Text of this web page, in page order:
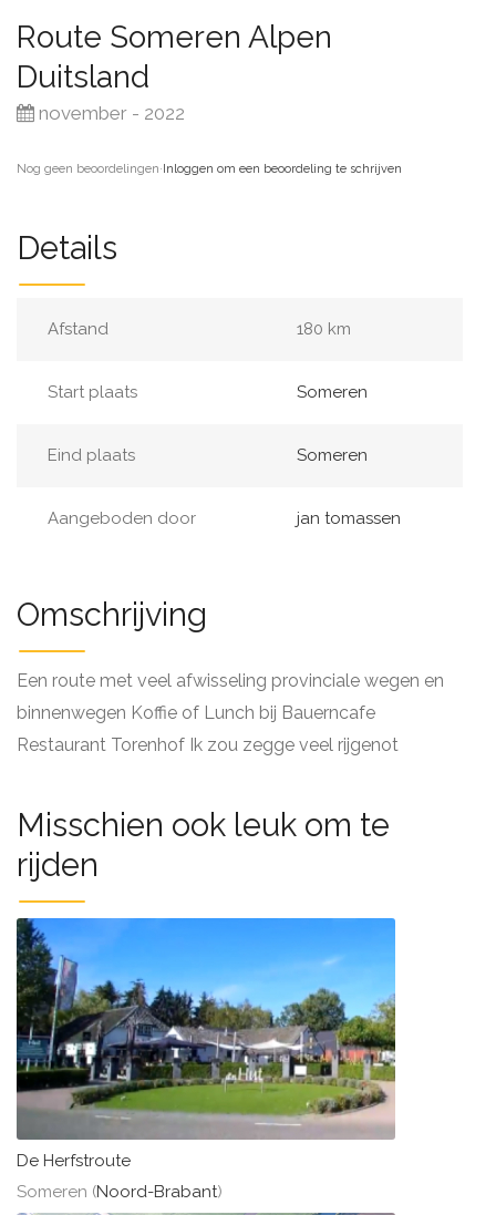
Route Someren Alpen
Duitsland
november - 2022
Nog geen beoordelingen·Inloggen om een beoordeling te schrijven
Details
Afstand 180 km
Start plaats Someren
Eind plaats Someren
Aangeboden door jan tomassen
Omschrijving
Een route met veel afwisseling provinciale wegen en
binnenwegen Koffie of Lunch bij Bauerncafe
Restaurant Torenhof Ik zou zegge veel rijgenot
Misschien ook leuk om te
rijden
De Herfstroute
Someren (Noord-Brabant)